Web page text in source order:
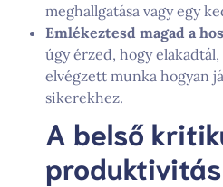
meghallgatása vagy egy
Emlékeztesd magad a
úgy érzed, hogy
elvégzett munka hogyan
sikerekhez.
A belső